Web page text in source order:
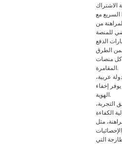
الاشتراك
السريع مع Mega Chop ، يمكن
من
الدفع
الطرق
كل منصات
المقامرة.
عربية،
إخفاء
الهوية.
التجربة،
الكفاءة
مثل
التي